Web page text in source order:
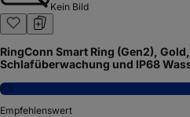
Kein Bild
RingConn Smart Ring (Gen2),
Schlafüberwachung und IP68
7,3
Empfehlenswert